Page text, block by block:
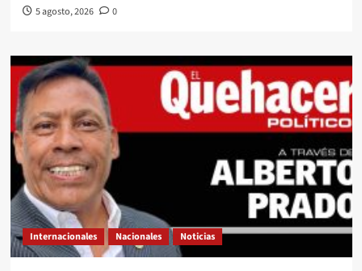
5 agosto, 2026 0
Internacionales Nacionales Noticias